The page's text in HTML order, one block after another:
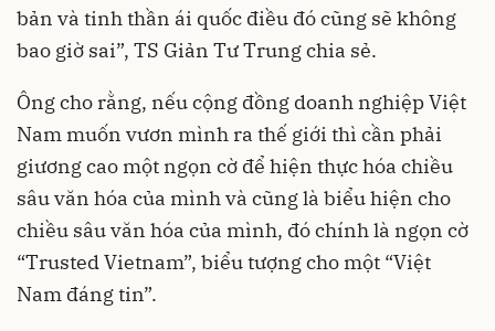
bản và tinh thần ái quốc điều đó cũng sẽ không
bao giờ sai”, TS Giản Tư Trung chia sẻ.
Ông cho rằng, nếu cộng đồng doanh nghiệp Việt
Nam muốn vươn mình ra thế giới thì cần phải
giương cao một ngọn cờ để hiện thực hóa chiều
sâu văn hóa của mình và cũng là biểu hiện cho
chiều sâu văn hóa của mình, đó chính là ngọn cờ
“Trusted Vietnam”, biểu tượng cho một “Việt
Nam đáng tin”.